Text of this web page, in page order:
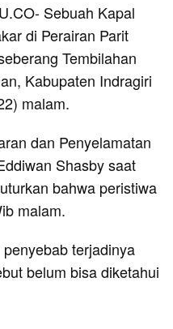
Sebuah Kapal
di Perairan Parit
Tembilahan
Kabupaten Indragiri
malam.
dan Penyelamatan
Shasby saat
bahwa peristiwa
malam.
terjadinya
belum bisa diketahui